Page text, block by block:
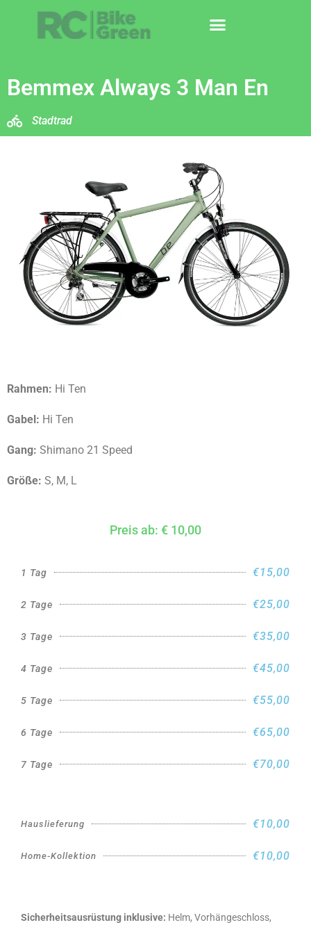
Bemmex Always 3 Man En
Stadtrad
Rahmen: Hi Ten
Gabel: Hi Ten
Gang: Shimano 21 Speed
Größe: S, M, L
Preis ab: € 10,00
1 Tag €15,00
2 Tage €25,00
3 Tage €35,00
4 Tage €45,00
5 Tage €55,00
6 Tage €65,00
7 Tage €70,00
Hauslieferung €10,00
Home-Kollektion €10,00
Sicherheitsausrüstung inklusive: Helm, Vorhängeschloss,